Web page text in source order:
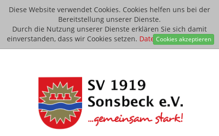
Diese Website verwendet Cookies. Cookies helfen uns bei der
Bereitstellung unserer Dienste.
Durch die Nutzung unserer Dienste erklären Sie sich damit
einverstanden, dass wir Cookies setzen. Datenschutzerklärung
Cookies akzeptieren